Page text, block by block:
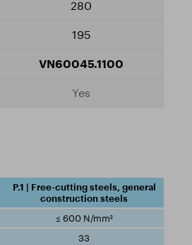
280
195
VN60045.1100
Yes
P.1 | Free-cutting steels, general
construction steels
≤ 600 N/mm²
33